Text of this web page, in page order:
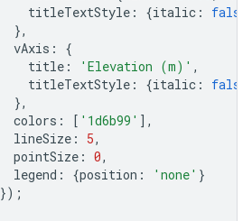
titleTextStyle : {italic : false
},
vAxis :
{
title : 'Elevation (m)' ,
titleTextStyle : {italic : false
},
colors : [ '1d6b99' ],
lineSize : 5,
pointSize : 0,
legend : {position : 'none' }
});